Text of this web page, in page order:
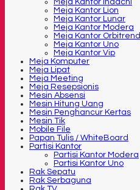
Meja Kantor Indachi
Meja Kantor Lion
Meja Kantor Lunar
Meja Kantor Modera
Meja Kantor Orbitrend
Meja Kantor Uno
Meja Kantor Vip
Meja Komputer
Meja Lipat
Meja Meeting
Meja Resepsionis
Mesin Absensi
Mesin Hitung Uang
Mesin Penghancur Kertas
Mesin Tik
Mobile File
Papan Tulis / WhiteBoard
Partisi Kantor
Partisi Kantor Modera
Partisi Kantor Uno
Rak Sepatu
Rak Serbaguna